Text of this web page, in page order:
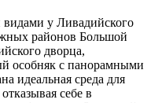
у Ливадийского
районов Большой
дворца,
особняк с панорамными
идеальная среда для
себе в